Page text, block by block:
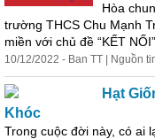
Hòa
trường THCS Chu Mạnh
miền với chủ đề “KẾT
10/12/2022 - Ban TT | Nguồn
Hạt
Khóc
Trong cuộc đời này, có ai